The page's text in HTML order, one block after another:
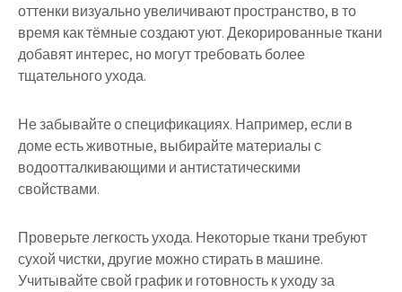
оттенки визуально увеличивают пространство, в то
время как тёмные создают уют. Декорированные ткани
добавят интерес, но могут требовать более
тщательного ухода.
Не забывайте о спецификациях. Например, если в
доме есть животные, выбирайте материалы с
водоотталкивающими и антистатическими
свойствами.
Проверьте легкость ухода. Некоторые ткани требуют
сухой чистки, другие можно стирать в машине.
Учитывайте свой график и готовность к уходу за